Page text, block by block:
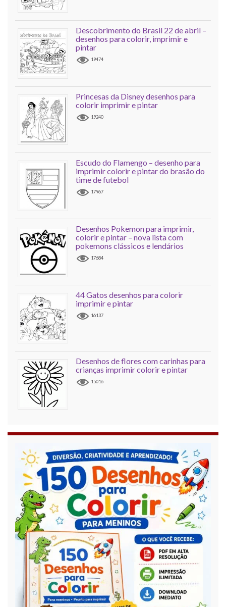
Descobrimento do Brasil 22 de abril –
desenhos para colorir, imprimir e
pintar
19474
Princesas da Disney desenhos para
colorir imprimir e pintar
19240
Escudo do Flamengo – desenho para
imprimir colorir e pintar do brasão do
time de futebol
17967
Desenhos Pokemon para imprimir,
colorir e pintar – nova lista com
pokemons clássicos e lendários
17684
44 Gatos desenhos para colorir
imprimir e pintar
16137
Desenhos de flores com carinhas para
crianças imprimir colorir e pintar
15016